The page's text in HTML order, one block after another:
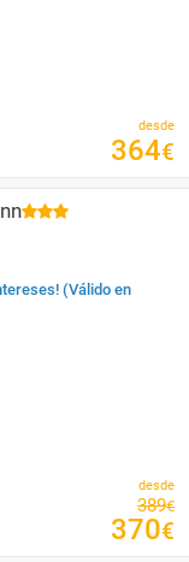
desde
364€
(Válido en
desde
389€
370€